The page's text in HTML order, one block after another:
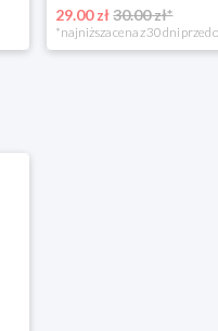
29.00 zł30.00 zł*
*najniższa cena z 30 dni przed